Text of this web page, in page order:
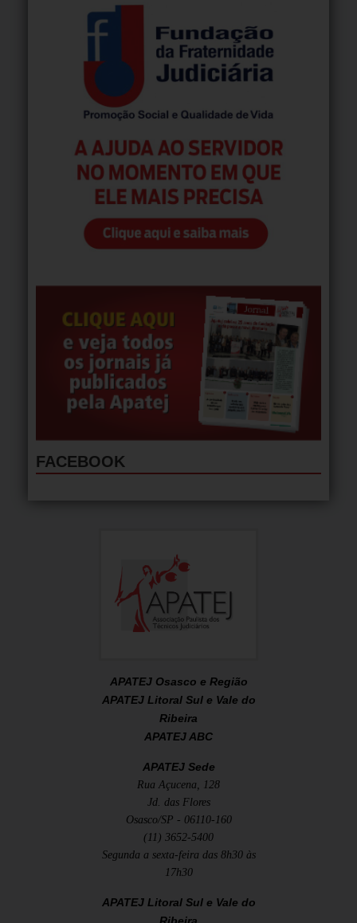
FACEBOOK
APATEJ Osasco e Região
APATEJ Litoral Sul e Vale do
Ribeira
APATEJ ABC
APATEJ Sede
Rua Açucena, 128
Jd. das Flores
Osasco/SP - 06110-160
(11) 3652-5400
Segunda a sexta-feira das 8h30 às
17h30
APATEJ Litoral Sul e Vale do
Ribeira